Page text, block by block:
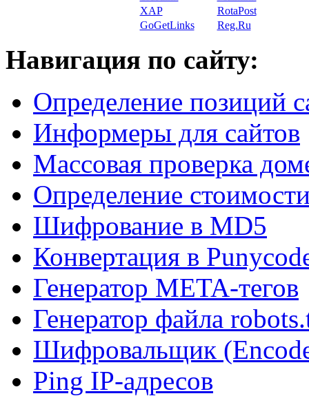
XAP
GoGetLinks
RotaPost
Reg.Ru
Навигация по сайту:
Определение позиций
Информеры для сайтов
Массовая проверка
Определение
Шифрование в MD5
Конвертация в
Генератор META-тегов
Генератор файла
Шифровальщик
Ping IP-адресов